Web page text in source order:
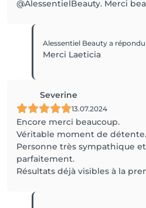
@AlessentielBeauty. Merci
Alessentiel Beautya répondu:
Merci Laeticia
Severine
13.07.2024
Encore merci beaucoup.
Véritable moment de détente.
Personne très sympathique
parfaitement.
Résultats déjà visibles à la